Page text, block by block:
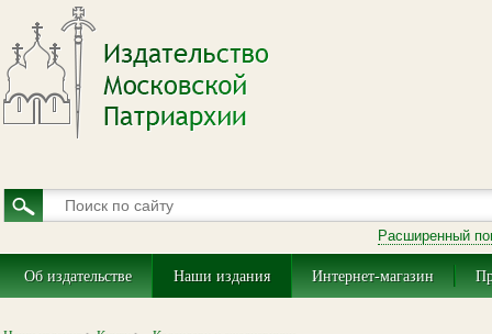
Расширенный
Об издательстве Наши издания Интернет-магазин